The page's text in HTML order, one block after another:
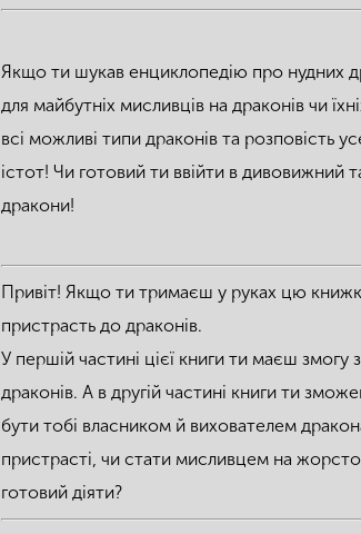
Якщо ти шукав енциклопедію про нудних
для майбутніх мисливців на драконів чи
всі можливі типи драконів та розповість
істот! Чи готовий ти ввійти в дивовижний
дракони!
Привіт! Якщо ти тримаєш у руках цю
пристрасть до драконів.
У першій частині цієї книги ти маєш
драконів. А в другій частині книги ти
бути тобі власником й вихователем
пристрасті, чи стати мисливцем на
готовий діяти?